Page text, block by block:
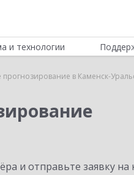
и технологии
в Каменск-
и отправьте заявку